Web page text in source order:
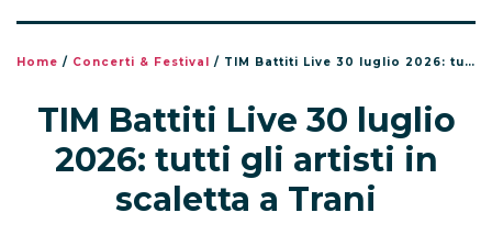
Home / Concerti & Festival / TIM Battiti Live 30 luglio 2026: tutti gli artisti in scaletta a Trani
TIM Battiti Live 30 luglio
2026: tutti gli artisti in
scaletta a Trani